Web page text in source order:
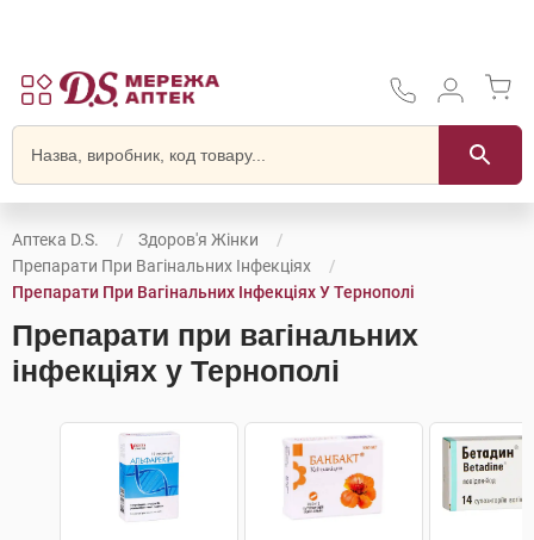
Аптека D.S.
Здоров'я Жінки
Препарати При Вагінальних Інфекціях
Препарати При Вагінальних Інфекціях У Тернополі
Препарати при вагінальних
інфекціях у Тернополі